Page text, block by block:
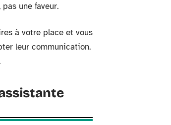
une faveur.
à votre place et vous
leur communication.